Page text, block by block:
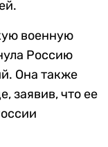
военную
Россию
Она также
заявив, что ее